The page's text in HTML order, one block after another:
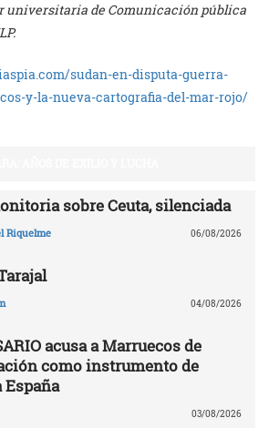
universitaria de Comunicación pública
sudan-en-disputa-guerra-
y-la-nueva-cartografia-del-mar-rojo/
sobre Ceuta, silenciada
Riquelme 06/08/2026
04/08/2026
acusa a Marruecos de
como instrumento de
03/08/2026